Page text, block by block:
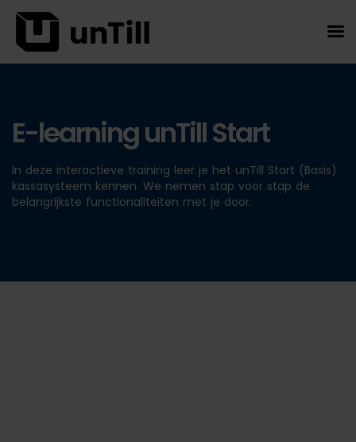
E-learning unTill Start
In deze interactieve training leer je het unTill Start (Basis)
kassasysteem kennen. We nemen stap voor stap de
belangrijkste functionaliteiten met je door.